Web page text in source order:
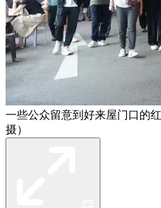
一些公众留意到好来屋门口的
摄）